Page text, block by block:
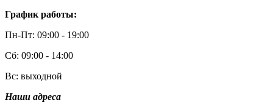
График работы:
Пн-Пт: 09:00 - 19:00
Сб: 09:00 - 14:00
Вс: выходной
Наши адреса